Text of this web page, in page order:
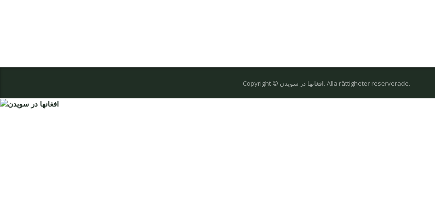
Copyright © افغانها در سویدن. Alla rättigheter reserverade.